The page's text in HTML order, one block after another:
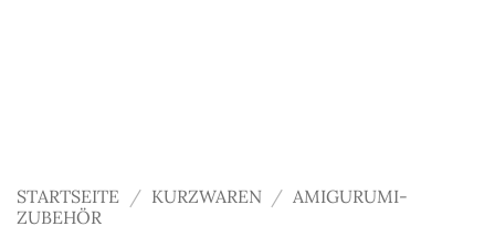
STARTSEITE / KURZWAREN / AMIGURUMI-
ZUBEHÖR